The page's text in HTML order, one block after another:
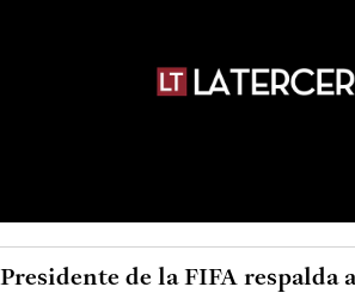
Presidente de la FIFA respalda